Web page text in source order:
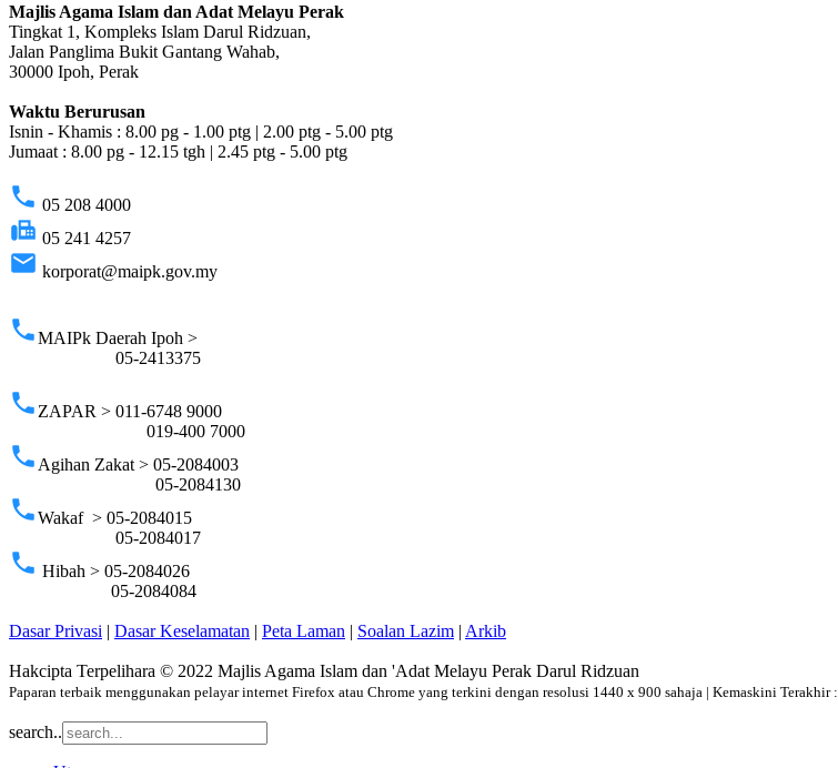
Majlis Agama Islam dan Adat Melayu Perak
Tingkat 1, Kompleks Islam Darul Ridzuan,
Jalan Panglima Bukit Gantang Wahab,
30000 Ipoh, Perak
Waktu Berurusan
Isnin - Khamis : 8.00 pg - 1.00 ptg | 2.00 ptg - 5.00 ptg
Jumaat : 8.00 pg - 12.15 tgh | 2.45 ptg - 5.00 ptg
phone 05 208 4000
fax 05 241 4257
email korporat@maipk.gov.my
phoneMAIPk Daerah Ipoh >
05-2413375
phone ZAPAR > 011-6748 9000
019-400 7000
phone Agihan Zakat > 05-2084003
05-2084130
phoneWakaf > 05-2084015
05-2084017
phone Hibah > 05-2084026
05-2084084
Dasar Privasi | Dasar Keselamatan | Peta Laman | Soalan Lazim | Arkib
Hakcipta Terpelihara © 2022 Majlis Agama Islam dan 'Adat Melayu Perak Darul Ridzuan
Paparan terbaik menggunakan pelayar internet Firefox atau Chrome yang terkini dengan resolusi 1440 x 900 sahaja | Kemaskini Terakhir :
search..